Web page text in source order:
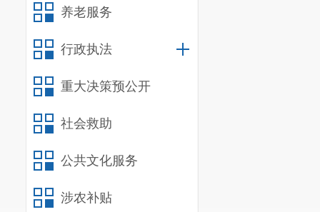
养老服务
行政执法
重大决策预公开
社会救助
公共文化服务
涉农补贴